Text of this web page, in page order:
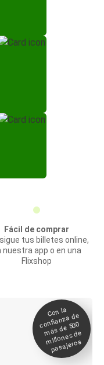
Fácil de comprar
tus billetes online,
nuestra app o en una
Flixshop
Con la
confianza de
más de 500
millones de
pasajeros